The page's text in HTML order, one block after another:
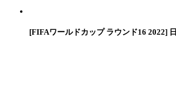
[FIFAワールドカップ ラウンド16 2022]